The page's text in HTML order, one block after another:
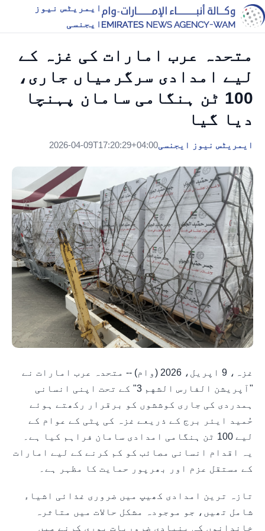
ایمریٹس نیوز
ایجنسی
متحدہ عرب امارات کی غزہ کے
لیے امدادی سرگرمیاں جاری،
100 ٹن ہنگامی سامان پہنچا
دیا گیا
ایمریٹس نیوز ایجنسی2026-04-09T17:20:29+04:00
غزہ، 9 اپریل، 2026 (وام) -- متحدہ عرب امارات نے
"آپریشن الفارس الشهم 3" کے تحت اپنی انسانی
ہمدردی کی جاری کوششوں کو برقرار رکھتے ہوئے
حُمید ایئر برج کے ذریعے غزہ کی پٹی کے عوام کے
لیے 100 ٹن ہنگامی امدادی سامان فراہم کیا ہے۔
یہ اقدام انسانی مصائب کو کم کرنے کے لیے امارات
کے مستقل عزم اور بھرپور حمایت کا مظہر ہے۔
تازہ ترین امدادی کھیپ میں ضروری غذائی اشیاء
شامل تھیں، جو موجودہ مشکل حالات میں متاثرہ
خاندانوں کی بنیادی ضروریات پوری کرنے میں